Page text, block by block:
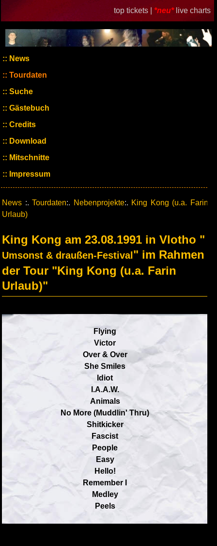
top tickets | *neu* live charts
News
Tourdaten
Suche
Gästebuch
Credits
Download
Mitschnitte
Impressum
News :.Tourdaten:. Nebenprojekte:. King Kong (u.a. Farin
Urlaub)
King Kong am 23.08.1991 in Vlotho "
Umsonst & draußen-Festival " im Rahmen
der Tour "King Kong (u.a. Farin
Urlaub)"
Flying
Victor
Over & Over
She Smiles
Idiot
I.A.A.W.
Animals
No More (Muddlin' Thru)
Shitkicker
Fascist
People
Easy
Hello!
Remember I
Medley
Peels